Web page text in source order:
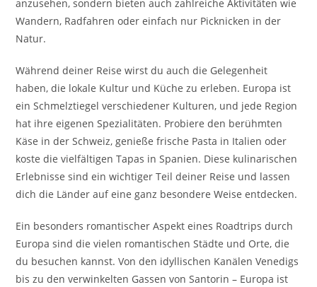
anzusehen, sondern bieten auch zahlreiche Aktivitäten wie
Wandern, Radfahren oder einfach nur Picknicken in der
Natur.
Während deiner Reise wirst du auch die Gelegenheit
haben, die lokale Kultur und Küche zu erleben. Europa ist
ein Schmelztiegel verschiedener Kulturen, und jede Region
hat ihre eigenen Spezialitäten. Probiere den berühmten
Käse in der Schweiz, genieße frische Pasta in Italien oder
koste die vielfältigen Tapas in Spanien. Diese kulinarischen
Erlebnisse sind ein wichtiger Teil deiner Reise und lassen
dich die Länder auf eine ganz besondere Weise entdecken.
Ein besonders romantischer Aspekt eines Roadtrips durch
Europa sind die vielen romantischen Städte und Orte, die
du besuchen kannst. Von den idyllischen Kanälen Venedigs
bis zu den verwinkelten Gassen von Santorin – Europa ist